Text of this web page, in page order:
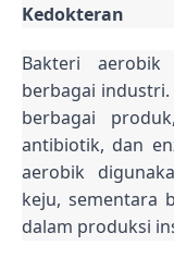
Kedokteran
Bakteri
berbagai
berbagai
antibiotik, dan
aerobik
keju, sementara
dalam produksi